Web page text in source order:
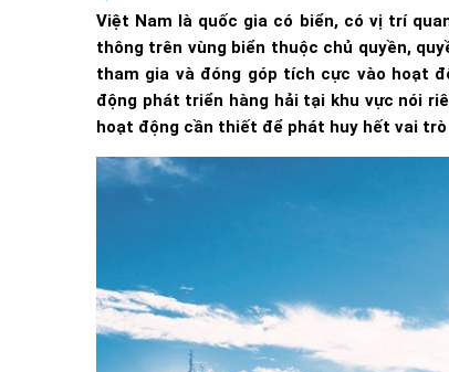
Việt Nam là quốc gia có biển, có vị trí
thông trên vùng biển thuộc chủ quyền,
tham gia và đóng góp tích cực vào hoạt
động phát triển hàng hải tại khu vực nói
hoạt động cần thiết để phát huy hết vai